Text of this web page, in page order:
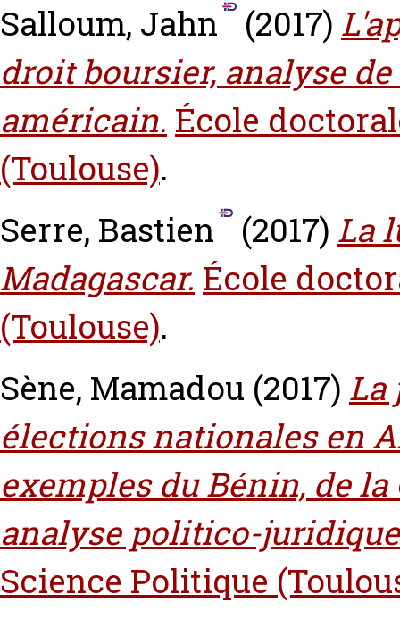
Salloum, Jahn
(2017)
droit boursier, analyse
américain. École
(Toulouse).
Serre, Bastien
(2017) La
Madagascar. École
(Toulouse).
Sène, Mamadou (2017) La
élections nationales en
exemples du Bénin, de
analyse politico-
Science Politique